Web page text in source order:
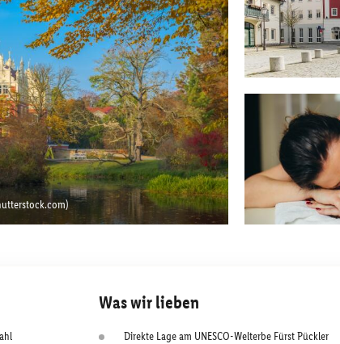
Was wir lieben
Direkte Lage am UNESCO-Welterbe Fürst Pückler